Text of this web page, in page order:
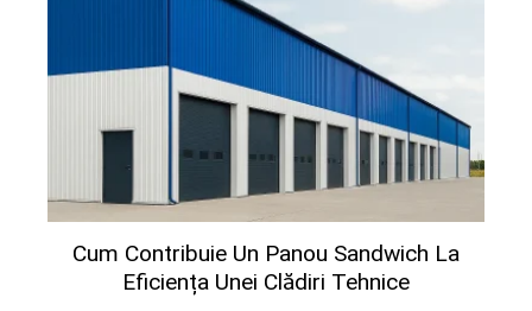
Cum Contribuie Un Panou Sandwich La
Eficiența Unei Clădiri Tehnice